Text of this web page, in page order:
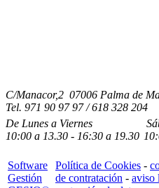
C/Manacor,2 07006 Palma de
Tel. 971 90 97 97 / 618 328 204
De Lunes a Viernes
10:00 a 13.30 - 16:30 a 19.30
Software
Gestión
Política de Cookies -
de contratación - aviso